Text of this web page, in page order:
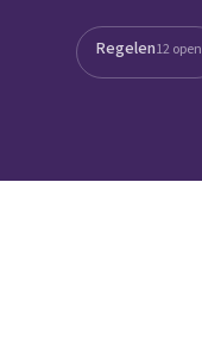
Regelen12 open